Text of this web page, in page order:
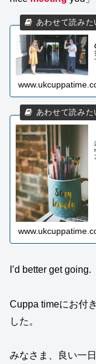
I’d better get going.
Cuppa timeにお付
した。
みなさま、良い一日